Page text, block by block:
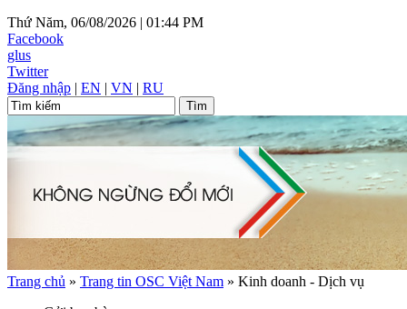
Thứ Năm, 06/08/2026 | 01:44 PM
Facebook
glus
Twitter
Đăng nhập | EN | VN | RU
Trang chủ » Trang tin OSC Việt Nam » Kinh doanh - Dịch vụ